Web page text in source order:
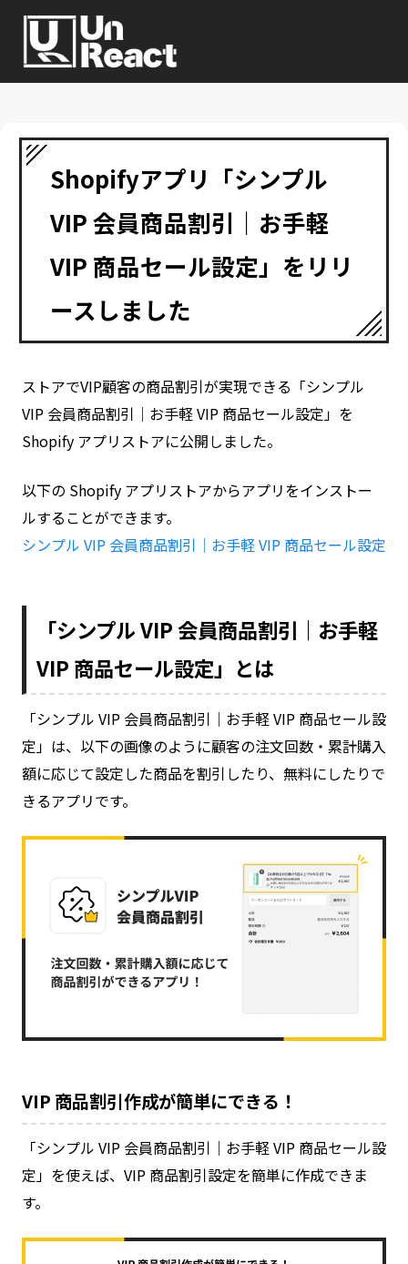
Shopifyアプリ「シンプル
VIP 会員商品割引｜お手軽
VIP 商品セール設定」をリリ
ースしました
ストアでVIP顧客の商品割引が実現できる「シンプル
VIP 会員商品割引｜お手軽 VIP 商品セール設定」を
Shopify アプリストアに公開しました。
以下の Shopify アプリストアからアプリをインストー
ルすることができます。
シンプル VIP 会員商品割引｜お手軽 VIP 商品セール設定
「シンプル VIP 会員商品割引｜お手軽
VIP 商品セール設定」とは
「シンプル VIP 会員商品割引｜お手軽 VIP 商品セール設
定」は、以下の画像のように顧客の注文回数・累計購入
額に応じて設定した商品を割引したり、無料にしたりで
きるアプリです。
VIP 商品割引作成が簡単にできる！
「シンプル VIP 会員商品割引｜お手軽 VIP 商品セール設
定」を使えば、VIP 商品割引設定を簡単に作成できま
す。